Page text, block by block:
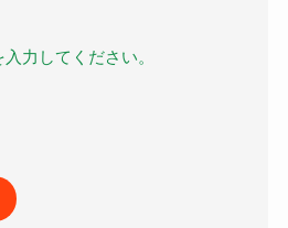
力してください。